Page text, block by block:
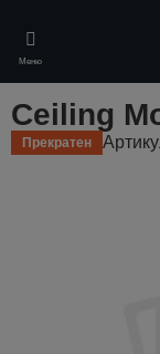
main
content
Меню
Ceiling
Прекратен